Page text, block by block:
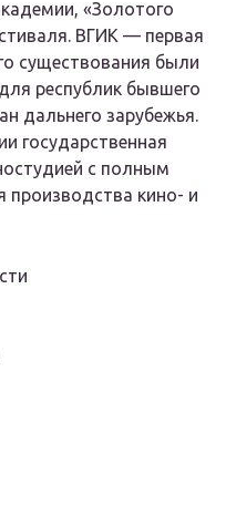
«Золотого
ВГИК — первая
существования были
республик бывшего
дальнего зарубежья.
государственная
с полным
производства кино- и